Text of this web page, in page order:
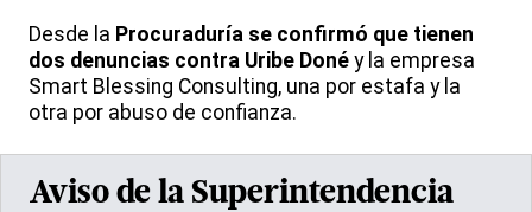
Desde la Procuraduría se confirmó que tienen
dos denuncias contra Uribe Doné y la empresa
Smart Blessing Consulting, una por estafa y la
otra por abuso de confianza.
Aviso de la Superintendencia